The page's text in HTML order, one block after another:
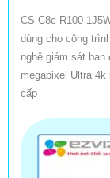
CS-C8c-R100-
dùng cho công
nghệ giám sát ban
megapixel Ultra
cấp